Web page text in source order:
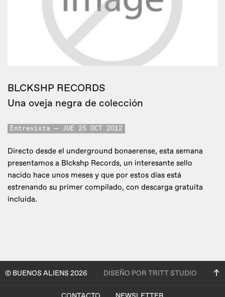
BLCKSHP RECORDS
Una oveja negra de colección
Entrevista JUE 25 OCT 2012
Directo desde el underground bonaerense, esta semana
presentamos a Blckshp Records, un interesante sello
nacido hace unos meses y que por estos días está
estrenando su primer compilado, con descarga gratuita
incluída.
© BUENOS ALIENS 2026 DISEÑO POR TRITT STUDIO